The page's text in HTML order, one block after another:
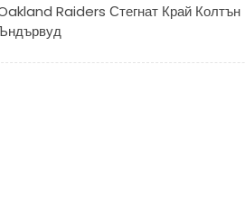
Raiders Стегнат Край Колтън